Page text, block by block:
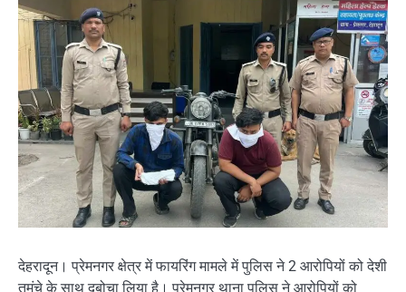
देहरादून। प्रेमनगर क्षेत्र में फायरिंग मामले में पुलिस ने 2 आरोपियों को देशी
तमंचे के साथ दबोचा लिया है। प्रेमनगर थाना पुलिस ने आरोपियों को